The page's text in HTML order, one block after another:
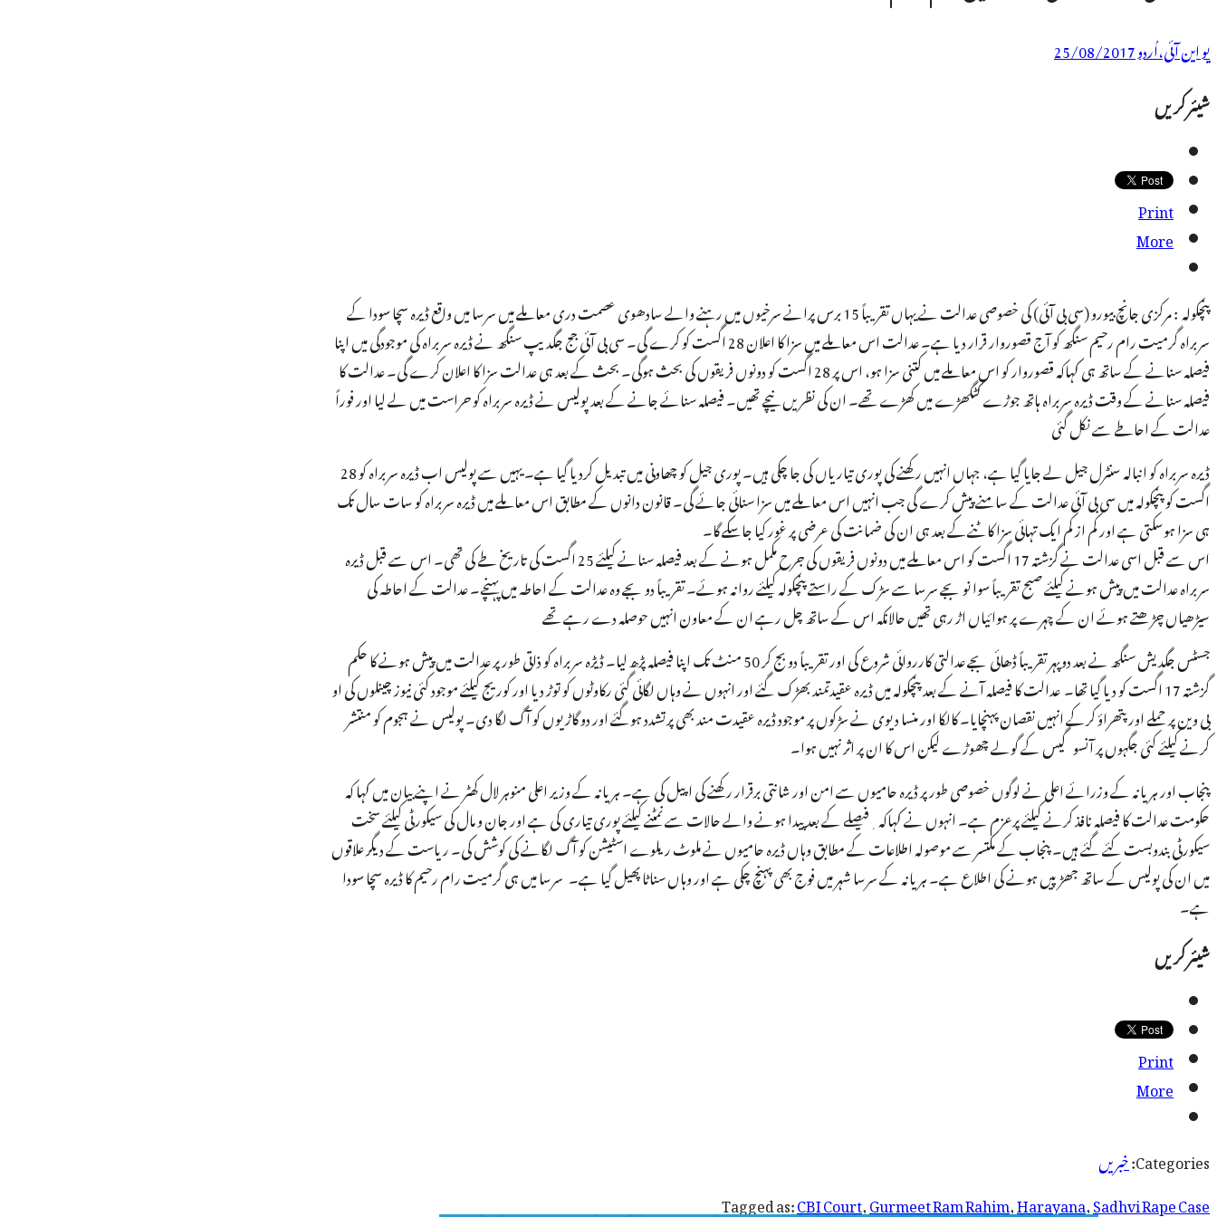
یو این آئی،اُردو25/08/2017
شیئر کریں
Print
More
پنچکولہ : مرکزی جانچ بیورو (سی بی آئی) کی خصوصی عدالت نے یہاں تقریباً 15 برس پرانے سرخیوں میں رہنے والے سادھوی عصمت دری معاملے میں سرسا میں واقع ڈیرہ سچا سودا کے
سربراہ گرمیت رام رحیم سنگھ کو آج قصوروار قرار دیا ہے۔ عدالت اس معاملے میں سزا کا اعلان 28 اگست کو کرے گی۔ سی بی آئی جج جگدیپ سنگھ نے ڈیرہ سربراہ کی موجودگی میں اپنا
فیصلہ سنانے کے ساتھ ہی کہاکہ قصوروار کو اس معاملے میں کتنی سزا ہو، اس پر 28 اگست کو دونوں فریقوں کی بحث ہوگی۔ بحث کے بعد ہی عدالت سزا کا اعلان کرے گی۔ عدالت کا
فیصلہ سنانے کے وقت ڈیرہ سربراہ ہاتھ جوڑے کٹگھڑے میں کھڑے تھے۔ ان کی نظریں نیچے تھیں۔ فیصلہ سنائے جانے کے بعد پولیس نے ڈیرہ سربراہ کو حراست میں لے لیا اور فوراً
عدالت کے احاطے سے نکل گئی
ڈیرہ سربراہ کو انبالہ سنٹرل جیل لے جایا گیا ہے، جہاں انہیں رکھنے کی پوری تیاریاں کی جا چکی ہیں۔ پوری جیل کو چھاونی میں تبدیل کردیا گیا ہے۔ یہیں سے پولیس اب ڈیرہ سربراہ کو 28
اگست کو پنچکولہ میں سی بی آئی عدالت کے سامنے پیش کرے گی جب انہیں اس معاملے میں سزا سنائی جائے گی۔ قانون دانوں کے مطابق اس معاملے میں ڈیرہ سربراہ کو سات سال تک
ہی سزا ہوسکتی ہے اور کم از کم ایک تہائی سزا کاٹنےکے بعد ہی ان کی ضمانت کی عرضی پر غور کیا جاسکے گا۔
اس سے قبل اسی عدالت نے گزشتہ 17 اگست کو اس معاملے میں دونوں فریقوں کی جرح مکمل ہونے کے بعد فیصلہ سنانے کیلئے 25 اگست کی تاریخ طے کی تھی۔ اس سے قبل ڈیرہ
سربراہ عدالت میں پیش ہونے کیلئے صبح تقریباً سوا نو بجے سرسا سے سڑک کے راستے پنچکولہ کیلئے روانہ ہوئے۔ تقریباً دو بجے وہ عدالت کے احاطہ میں پہنچے۔ عدالت کے احاطہ کی
سیڑھیاں چڑھتے ہوئے ان کے چہرے پر ہوائیاں اڑ رہی تھیں حالانکہ اس کے ساتھ چل رہے ان کے معاون انہیں حوصلہ دے رہے تھے
جسٹس جگدیش سنگھ نے بعد دوپہر تقریباً ڈھائی بجے عدالتی کارروائی شروع کی اور تقریباً دو بج کر 50 منٹ تک اپنا فیصلہ پڑھ لیا۔ ڈیڑہ سربراہ کو ذاتی طور پر عدالت میں پیش ہونے کا حکم
گزشتہ 17 اگست کو دیا گیا تھا۔ عدالت کا فیصلہ آنے کے بعد پنچکولہ میں ڈیرہ عقیدتمند بھڑک گئے اور انہوں نے وہاں لگائی گئی رکاوٹوں کو توڑ دیا اور کوریج کیلئے موجود کئی نیوز چینلوں کی او
بی وین پر حملے اور پتھراؤ کرکے انہیں نقصان پہنچایا۔ کالکا اور منسا دیوی نے سڑکوں پر موجود ڈیرہ عقیدت مند بھی پرتشدد ہوگئے اور دو گاڑیوں کو آگ لگا دی۔ پولیس نے ہجوم کو منتشر
کرنے کیلئے کئی جگہوں پر آنسو گیس کے گولے چھوڑے لیکن اس کا ان پر اثر نہیں ہوا۔
پنجاب اور ہریانہ کے وزرائے اعلی نے لوگوں خصوصی طور پر ڈیرہ حامیوں سے امن اور شانتی برقرار رکھنے کی اپیل کی ہے۔ ہریانہ کے وزیر اعلی منوہر لال کھٹر نے اپنے بیان میں کہا کہ
حکومت عدالت کا فیصلہ نافذ کرنے کیلئے پرعزم ہے۔ انہوں نے کہاکہ ٖفیصلے کے بعد پیدا ہونے والے حالات سے نمٹنے کیلئے پوری تیاری کی ہے اور جان و مال کی سیکورٹی کیلئے سخت
سیکورٹی بندوبست کئے گئے ہیں۔ پنجاب کے مکتسر سے موصولہ اطلاعات کے مطابق وہاں ڈیرہ حامیوں نے ملوٹ ریلوے اسٹیشن کو آگ لگانے کی کوشش کی۔ ریاست کے دیگر علاقوں
میں ان کی پولیس کے ساتھ جھڑپیں ہونے کی اطلاع ہے۔ ہریانہ کے سرسا شہر میں فوج بھی پہنچ چکی ہے اور وہاں سناٹا پھیل گیا ہے۔ سرسا میں ہی گرمیت رام رحیم کا ڈیرہ سچا سودا
ہے۔
شیئر کریں
Print
More
Categories: خبریں
Tagged as:CBI Court,Gurmeet Ram Rahim,Harayana,Sadhvi Rape Case